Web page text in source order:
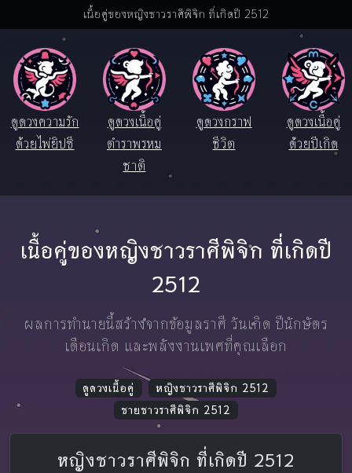
เนื้อคู่ของหญิงชาวราศีพิจิก ที่เกิดปี 2512
ดูดวงความรัก
ด้วยไพ่ยิปซี
ดูดวงเนื้อคู่
ตำราพรหม
ชาติ
ดูดวงกราฟ
ชีวิต
ดูดวงเนื้อคู่
ด้วยปีเกิด
เนื้อคู่ของหญิงชาวราศีพิจิก ที่เกิดปี
2512
ผลการทำนายนี้สร้างจากข้อมูลราศี วันเกิด ปีนักษัตร
เดือนเกิด และพลังงานเพศที่คุณเลือก
ดูดวงเนื้อคู่
หญิงชาวราศีพิจิก 2512
ชายชาวราศีพิจิก 2512
หญิงชาวราศีพิจิก ที่เกิดปี 2512